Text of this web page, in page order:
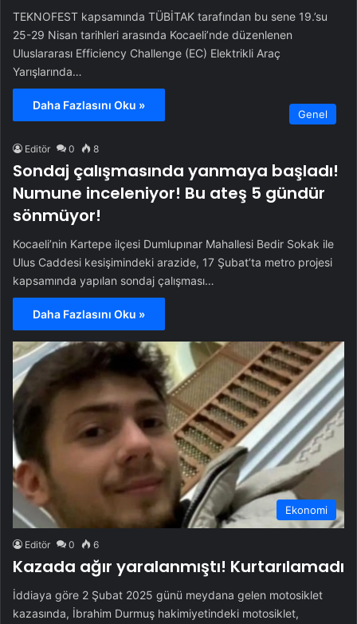
TEKNOFEST kapsamında TÜBİTAK tarafından bu sene 19.’su
25-29 Nisan tarihleri arasında Kocaeli’nde düzenlenen
Uluslararası Efficiency Challenge (EC) Elektrikli Araç
Yarışlarında…
Daha Fazlasını Oku »
Genel
Editör 0 8
Sondaj çalışmasında yanmaya başladı!
Numune inceleniyor! Bu ateş 5 gündür
sönmüyor!
Kocaeli’nin Kartepe ilçesi Dumlupınar Mahallesi Bedir Sokak ile
Ulus Caddesi kesişimindeki arazide, 17 Şubat’ta metro projesi
kapsamında yapılan sondaj çalışması…
Daha Fazlasını Oku »
Ekonomi
Editör 0 6
Kazada ağır yaralanmıştı! Kurtarılamadı
İddiaya göre 2 Şubat 2025 günü meydana gelen motosiklet
kazasında, İbrahim Durmuş hakimiyetindeki motosiklet,